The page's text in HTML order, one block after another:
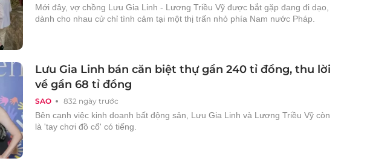
Mới đây, vợ chồng Lưu Gia Linh - Lương Triều Vỹ được bắt gặp đang đi dạo,
dành cho nhau cử chỉ tình cảm tại một thị trấn nhỏ phía Nam nước Pháp.
SAO 832 ngày trước
Lưu Gia Linh bán căn biệt thự gần 240 tỉ đồng, thu lời
về gần 68 tỉ đồng
Bên cạnh việc kinh doanh bất động sản, Lưu Gia Linh và Lương Triều Vỹ còn
là 'tay chơi đồ cổ' có tiếng.